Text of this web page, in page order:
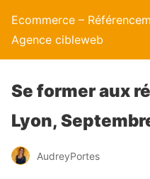
Ecommerce –
Agence cibleweb
Se former aux
Lyon,
AudreyPortes